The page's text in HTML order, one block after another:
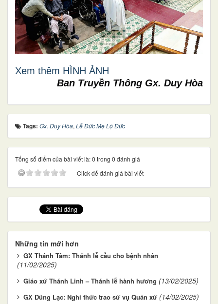
Xem thêm HÌNH ẢNH
Ban Truyền Thông Gx. Duy Hòa
Tags: Gx. Duy Hòa, Lễ Đức Mẹ Lộ Đức
Tổng số điểm của bài viết là: 0 trong 0 đánh giá
Click để đánh giá bài viết
Những tin mới hơn
GX Thánh Tâm: Thánh lễ cầu cho bệnh nhân
(11/02/2025)
Giáo xứ Thánh Linh – Thánh lễ hành hương (13/02/2025)
GX Dũng Lạc: Nghi thức trao sứ vụ Quản xứ (14/02/2025)